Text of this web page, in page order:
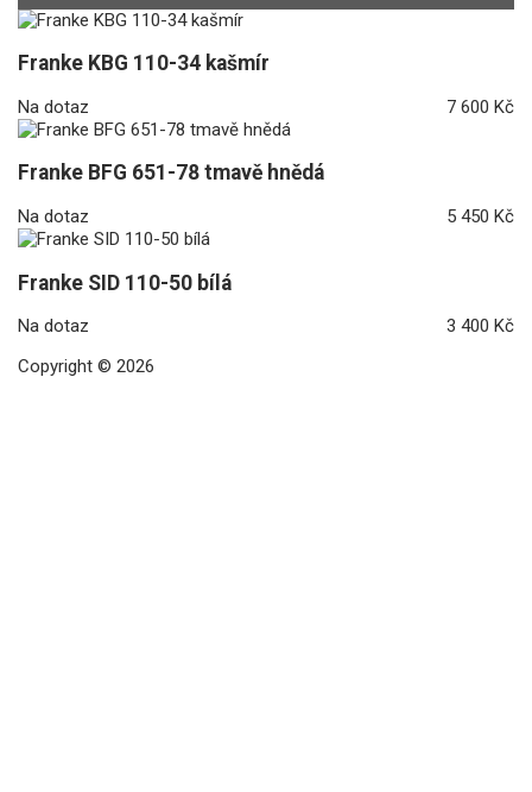
Franke KBG 110-34 kašmír
Na dotaz 7 600 Kč
Franke BFG 651-78 tmavě hnědá
Na dotaz 5 450 Kč
Franke SID 110-50 bílá
Na dotaz
3 400 Kč
Copyright © 2026